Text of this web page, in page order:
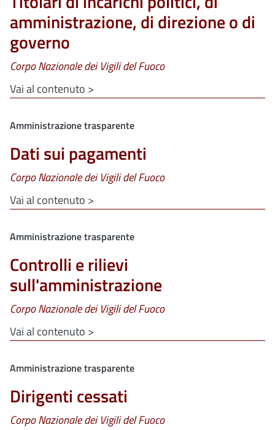
amministrazione, di direzione o di
governo
Corpo Nazionale dei Vigili del Fuoco
Vai al contenuto >
Clone di
Amministrazione trasparente
Dati sui pagamenti
Corpo Nazionale dei Vigili del Fuoco
Vai al contenuto >
Clone di
Amministrazione trasparente
Controlli e rilievi
sull'amministrazione
Corpo Nazionale dei Vigili del Fuoco
Vai al contenuto >
Clone di
Amministrazione trasparente
Dirigenti cessati
Corpo Nazionale dei Vigili del Fuoco